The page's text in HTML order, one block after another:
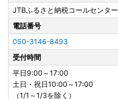
JTBふるさと納税コールセンター
電話番号
050-3146-8493
受付時間
平日9:00～17:00
土日・祝日10:00～17:00
（1/1～1/3を除く）